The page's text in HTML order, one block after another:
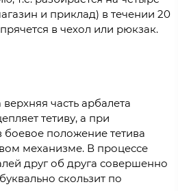
и приклад) в течении 20
в чехол или рюкзак.
часть арбалета
тетиву, а при
положение тетива
механизме. В процессе
друг об друга совершенно
скользит по